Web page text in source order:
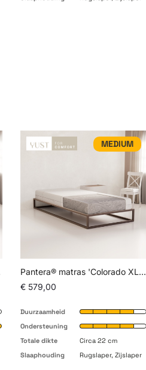
MEDIUM
Pantera® matras 'Colorado XL Medium'
€ 579,00
Duurzaamheid
Ondersteuning
Totale dikte
Circa 22 cm
Slaaphouding
Rugslaper, Zijslaper